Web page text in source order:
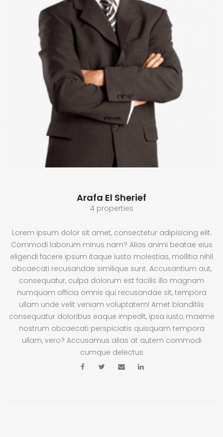
Arafa El Sherief
4 properties
Lorem ipsum dolor sit amet, consectetur adipisicing elit.
Commodi laborum minus nam? Alias animi beatae eius
eligendi facere ipsum itaque iusto molestias, mollitia nihil
obcaecati recusandae similique sunt. Accusantium aut,
consequatur, culpa dolorum est facilis illo magnam
numquam officia omnis qui recusandae sit, tempora
ullam unde velit veniam voluptatem! Amet blanditiis
consequatur doloribus eaque impedit, ipsa iusto maxime
nostrum obcaecati perspiciatis quisquam tempora
ullam, vero? Accusamus alias at autem commodi
cumque delectus